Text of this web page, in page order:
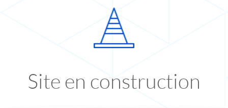
Site en construction